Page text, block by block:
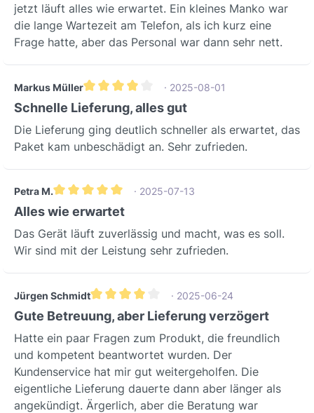
jetzt läuft alles wie erwartet. Ein kleines Manko war
die lange Wartezeit am Telefon, als ich kurz eine
Frage hatte, aber das Personal war dann sehr nett.
Markus Müller
Durchschnittliche Bewertung von 4 von 5 Sternen
· 2025-08-01
Schnelle Lieferung, alles gut
Die Lieferung ging deutlich schneller als erwartet, das
Paket kam unbeschädigt an. Sehr zufrieden.
Petra M.
Durchschnittliche Bewertung von 5 von 5 Sternen
· 2025-07-13
Alles wie erwartet
Das Gerät läuft zuverlässig und macht, was es soll.
Wir sind mit der Leistung sehr zufrieden.
Jürgen Schmidt
Durchschnittliche Bewertung von 4 von 5
· 2025-06-24
Gute Betreuung, aber Lieferung verzögert
Hatte ein paar Fragen zum Produkt, die freundlich
und kompetent beantwortet wurden. Der
Kundenservice hat mir gut weitergeholfen. Die
eigentliche Lieferung dauerte dann aber länger als
angekündigt. Ärgerlich, aber die Beratung war